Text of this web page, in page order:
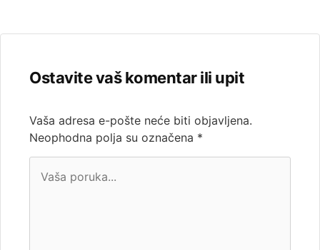
Ostavite vaš komentar ili upit
Vaša adresa e-pošte neće biti objavljena.
Neophodna polja su označena *